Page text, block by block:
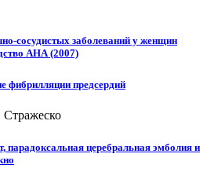
сосудистых заболеваний у женщин
АНА (2007)
фибрилляции предсердий
парадоксальная церебральная эмболия и